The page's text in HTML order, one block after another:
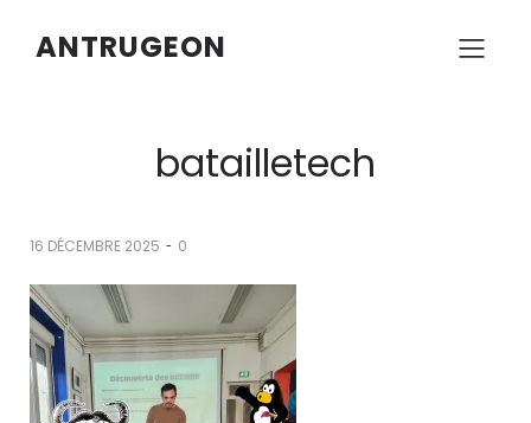
ANTRUGEON
batailletech
16 DÉCEMBRE 2025 - 0